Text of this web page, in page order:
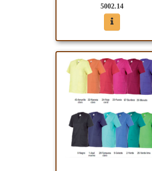
5002.14